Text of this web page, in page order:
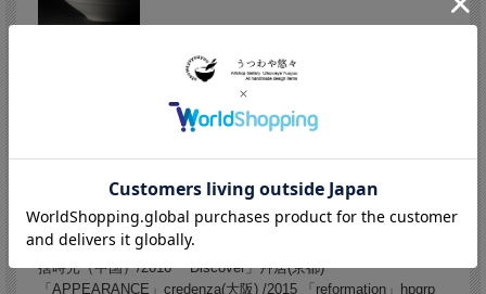
1977 兵庫県加東市生まれ
2001 大阪芸術大学工芸学科陶芸コース卒業
2003 岐阜県多治見市陶磁器意匠研究所卒業
近年の主な個展
2019「TIME PASSAGE Meets People(東京）[’18.17]
「reattempt」YOD GALLERY(大阪）「竹内紘三作品展」銀座
日々（東京）/2018 「form」Gallery credenza(大阪）「捨器」喜
捨時光（中国）/2016 「Discover」艸居(京都)
「APPEARANCE」credenza(大阪) /2015 「reformation」hpgrp